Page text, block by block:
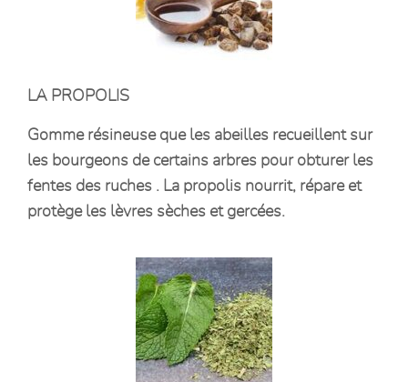
LA PROPOLIS
Gomme résineuse que les abeilles recueillent sur
les bourgeons de certains arbres pour obturer les
fentes des ruches . La propolis nourrit, répare et
protège les lèvres sèches et gercées.